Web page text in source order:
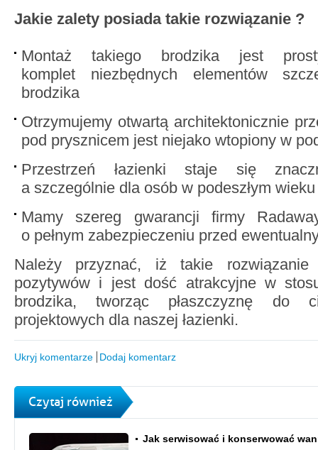
Jakie zalety posiada takie rozwiązanie ?
Montaż takiego brodzika jest
komplet niezbędnych elementów
brodzika
Otrzymujemy otwartą architektonicznie
pod prysznicem jest niejako wtopiony w
Przestrzeń łazienki staje się
a szczególnie dla osób w podeszłym
Mamy szereg gwarancji firmy
o pełnym zabezpieczeniu przed
Należy przyznać, iż takie
pozytywów i jest dość atrakcyjne w
brodzika, tworząc płaszczyznę do
projektowych dla naszej łazienki.
Ukryj komentarze Dodaj komentarz
Czytaj również
Jak serwisować i konserwować